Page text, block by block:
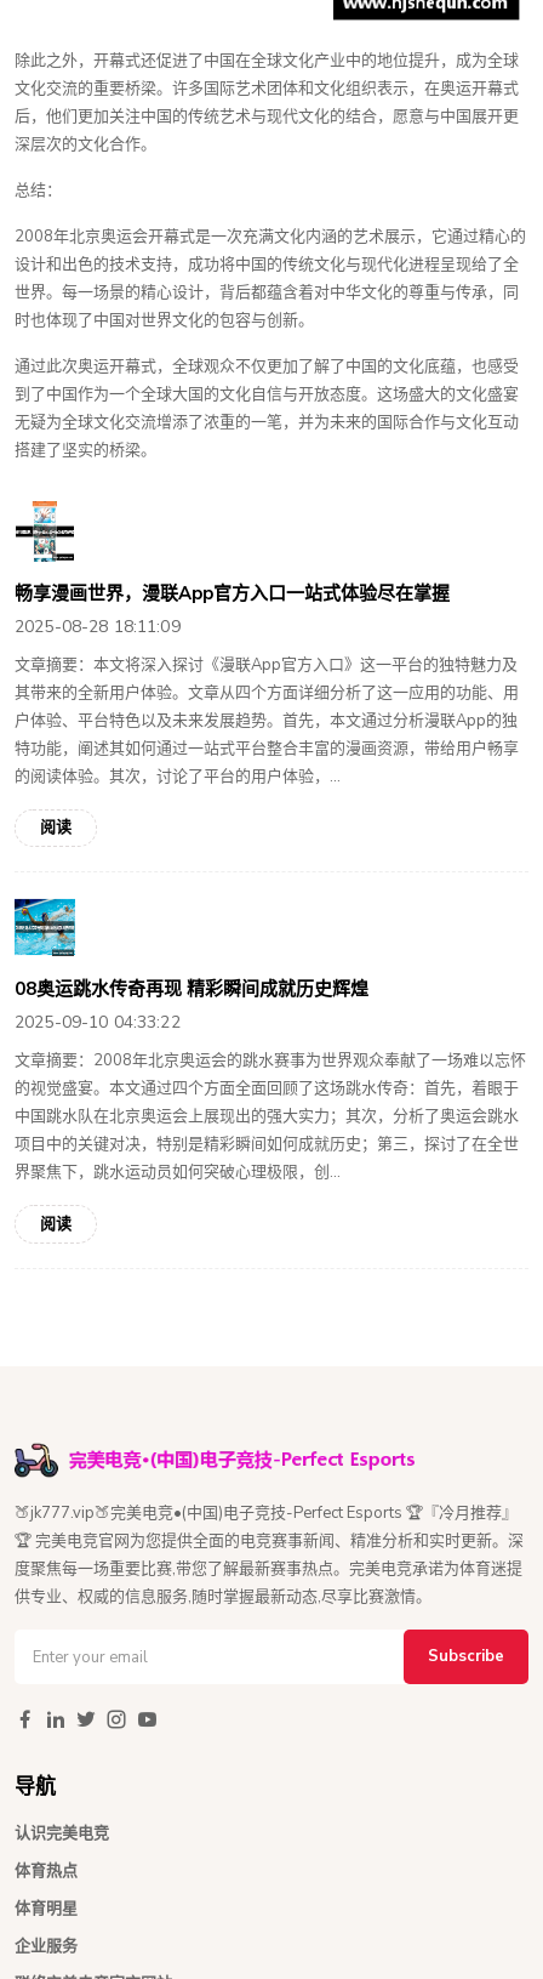
除此之外，开幕式还促进了中国在全球文化产业中的地位提升，成为全球
文化交流的重要桥梁。许多国际艺术团体和文化组织表示，在奥运开幕式
后，他们更加关注中国的传统艺术与现代文化的结合，愿意与中国展开更
深层次的文化合作。
总结：
2008年北京奥运会开幕式是一次充满文化内涵的艺术展示，它通过精心的
设计和出色的技术支持，成功将中国的传统文化与现代化进程呈现给了全
世界。每一场景的精心设计，背后都蕴含着对中华文化的尊重与传承，同
时也体现了中国对世界文化的包容与创新。
通过此次奥运开幕式，全球观众不仅更加了解了中国的文化底蕴，也感受
到了中国作为一个全球大国的文化自信与开放态度。这场盛大的文化盛宴
无疑为全球文化交流增添了浓重的一笔，并为未来的国际合作与文化互动
搭建了坚实的桥梁。
畅享漫画世界，漫联App官方入口一站式体验尽在掌握
2025-08-28 18:11:09
文章摘要：本文将深入探讨《漫联App官方入口》这一平台的独特魅力及
其带来的全新用户体验。文章从四个方面详细分析了这一应用的功能、用
户体验、平台特色以及未来发展趋势。首先，本文通过分析漫联App的独
特功能，阐述其如何通过一站式平台整合丰富的漫画资源，带给用户畅享
的阅读体验。其次，讨论了平台的用户体验，...
阅读
08奥运跳水传奇再现 精彩瞬间成就历史辉煌
2025-09-10 04:33:22
文章摘要：2008年北京奥运会的跳水赛事为世界观众奉献了一场难以忘怀
的视觉盛宴。本文通过四个方面全面回顾了这场跳水传奇：首先，着眼于
中国跳水队在北京奥运会上展现出的强大实力；其次，分析了奥运会跳水
项目中的关键对决，特别是精彩瞬间如何成就历史；第三，探讨了在全世
界聚焦下，跳水运动员如何突破心理极限，创...
阅读
🍑jk777.vip🍑完美电竞•(中国)电子竞技-Perfect Esports 🏆『冷月推荐』
🏆 完美电竞官网为您提供全面的电竞赛事新闻、精准分析和实时更新。深
度聚焦每一场重要比赛,带您了解最新赛事热点。完美电竞承诺为体育迷提
供专业、权威的信息服务,随时掌握最新动态,尽享比赛激情。
Subscribe
导航
认识完美电竞
体育热点
体育明星
企业服务